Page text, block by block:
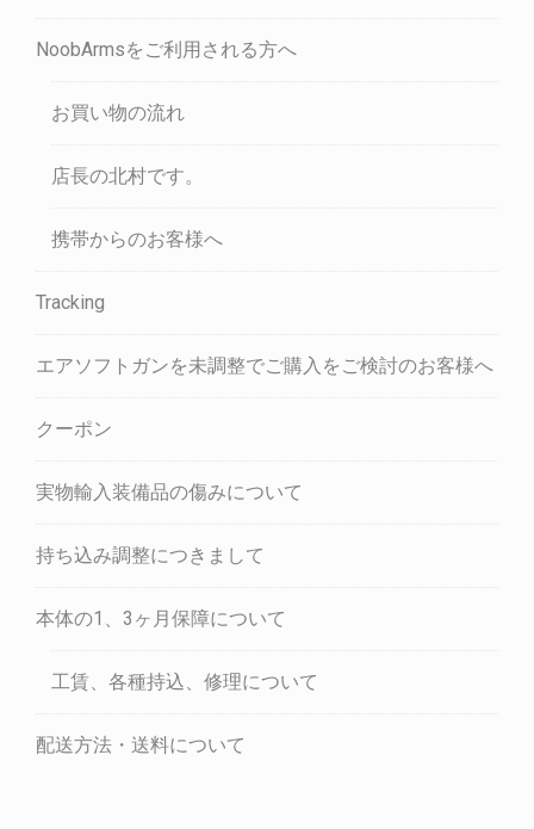
NoobArmsをご利用される方へ
お買い物の流れ
店長の北村です。
携帯からのお客様へ
Tracking
エアソフトガンを未調整でご購入をご検討のお客様へ
クーポン
実物輸入装備品の傷みについて
持ち込み調整につきまして
本体の1、3ヶ月保障について
工賃、各種持込、修理について
配送方法・送料について